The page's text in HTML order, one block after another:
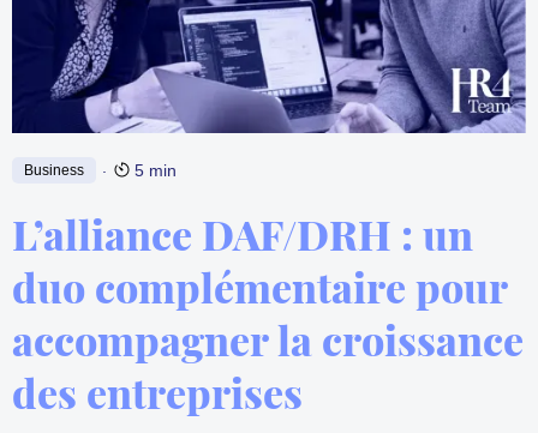
Business . 5 min
L’alliance DAF/DRH : un
duo complémentaire pour
accompagner la croissance
des entreprises